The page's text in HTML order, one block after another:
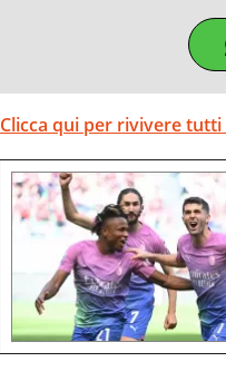
Clicca qui per rivivere